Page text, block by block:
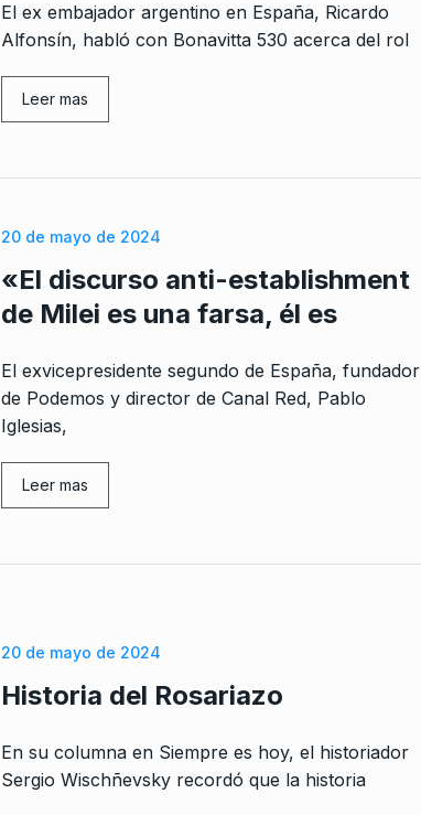
El ex embajador argentino en España, Ricardo
Alfonsín, habló con Bonavitta 530 acerca del rol
Leer mas
20 de mayo de 2024
«El discurso anti-establishment
de Milei es una farsa, él es
El exvicepresidente segundo de España, fundador
de Podemos y director de Canal Red, Pablo
Iglesias,
Leer mas
20 de mayo de 2024
Historia del Rosariazo
En su columna en Siempre es hoy, el historiador
Sergio Wischñevsky recordó que la historia